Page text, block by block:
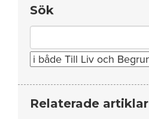
Sök
for:
Relaterade artiklar